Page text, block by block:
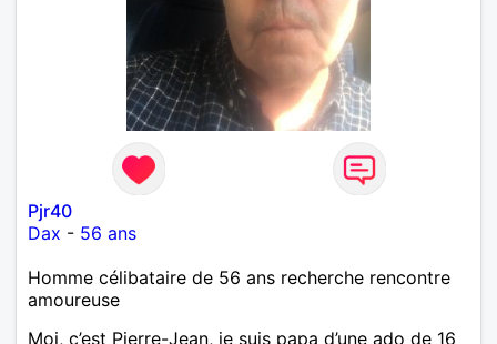
Pjr40
Dax - 56 ans
Homme célibataire de 56 ans recherche rencontre
amoureuse
Moi, c’est Pierre-Jean, je suis papa d’une ado de 16